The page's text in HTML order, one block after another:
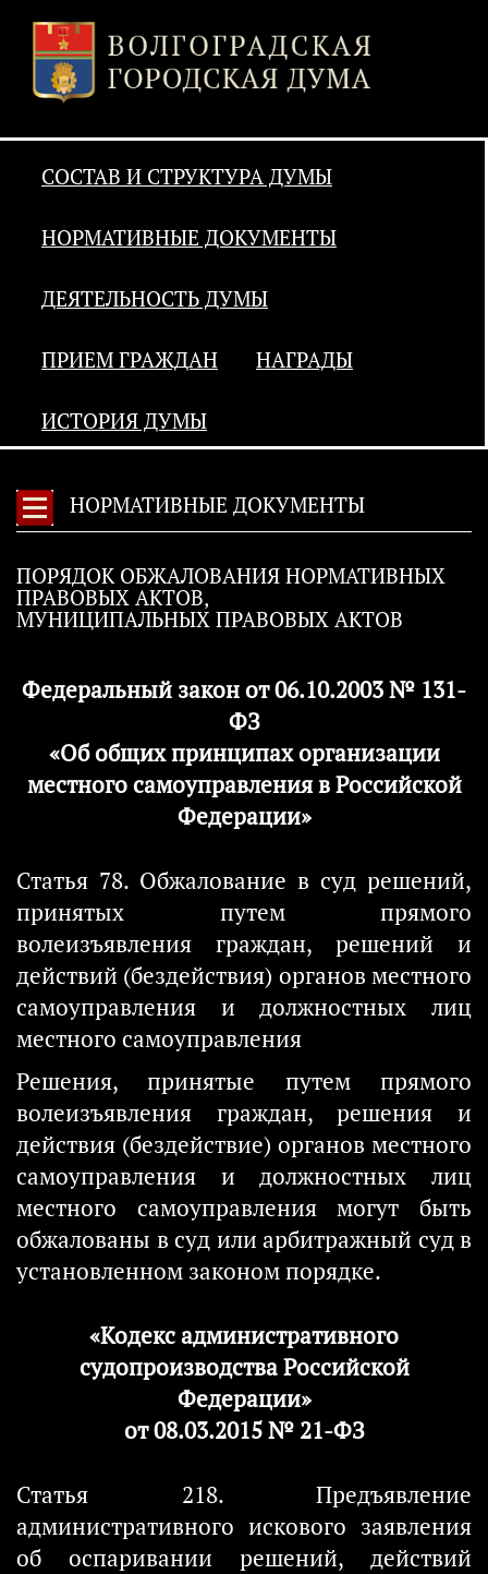
СОСТАВ И СТРУКТУРА ДУМЫ
НОРМАТИВНЫЕ ДОКУМЕНТЫ
ДЕЯТЕЛЬНОСТЬ ДУМЫ
ПРИЕМ ГРАЖДАН НАГРАДЫ
ИСТОРИЯ ДУМЫ
НОРМАТИВНЫЕ ДОКУМЕНТЫ
ПОРЯДОК ОБЖАЛОВАНИЯ НОРМАТИВНЫХ
ПРАВОВЫХ АКТОВ,
МУНИЦИПАЛЬНЫХ ПРАВОВЫХ АКТОВ
Федеральный закон от 06.10.2003 № 131-
ФЗ
«Об общих принципах организации
местного самоуправления в Российской
Федерации»
Статья 78. Обжалование в суд решений,
принятых путем прямого
волеизъявления граждан, решений и
действий (бездействия) органов местного
самоуправления и должностных лиц
местного самоуправления
Решения, принятые путем прямого
волеизъявления граждан, решения и
действия (бездействие) органов местного
самоуправления и должностных лиц
местного самоуправления могут быть
обжалованы в суд или арбитражный суд в
установленном законом порядке.
«Кодекс административного
судопроизводства Российской
Федерации»
от 08.03.2015 № 21-ФЗ
Статья 218. Предъявление
административного искового заявления
об оспаривании решений, действий